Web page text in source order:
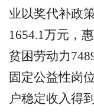
业以奖代补政
1654.1万元，
贫困劳动力
固定公益性岗
户稳定收入得